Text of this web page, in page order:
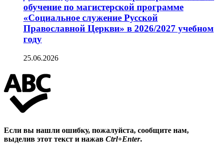
обучение по магистерской программе
«Социальное служение Русской
Православной Церкви» в 2026/2027 учебном
году
25.06.2026
Если вы нашли ошибку, пожалуйста, сообщите нам,
выделив этот текст и нажав Ctrl+Enter.